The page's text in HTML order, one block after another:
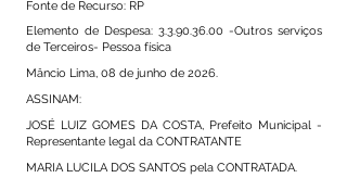
Fonte de Recurso: RP
Elemento de Despesa: 3.3.90.36.00 -Outros serviços
de Terceiros- Pessoa física
Mâncio Lima, 08 de junho de 2026.
ASSINAM:
JOSÉ LUIZ GOMES DA COSTA, Prefeito Municipal -
Representante legal da CONTRATANTE
MARIA LUCILA DOS SANTOS pela CONTRATADA.